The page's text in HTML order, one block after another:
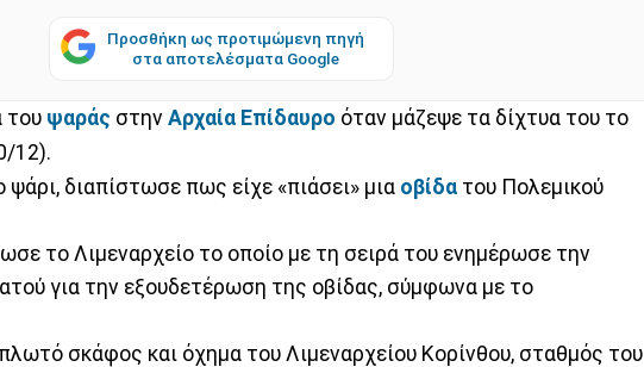
Προσθήκη ως προτιμώμενη πηγή
στα αποτελέσματα Google
του ψαράς στην Αρχαία Επίδαυρο όταν μάζεψε τα δίχτυα του το
12).
ψάρι, διαπίστωσε πως είχε «πιάσει» μια οβίδα του Πολεμικού
το Λιμεναρχείο το οποίο με τη σειρά του ενημέρωσε την
για την εξουδετέρωση της οβίδας, σύμφωνα με το
σκάφος και όχημα του Λιμεναρχείου Κορίνθου, σταθμός του